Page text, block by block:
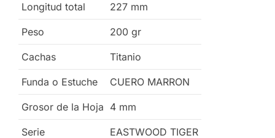
Longitud total 227 mm
Peso 200 gr
Cachas Titanio
Funda o Estuche CUERO MARRON
Grosor de la Hoja 4 mm
Serie EASTWOOD TIGER